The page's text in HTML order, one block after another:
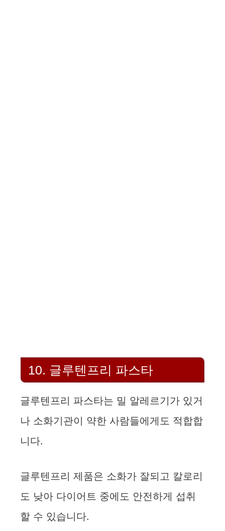
10. 글루텐프리 파스타
글루텐프리 파스타는 밀 알레르기가 있거
나 소화기관이 약한 사람들에게도 적합합
니다.
글루텐프리 제품은 소화가 잘되고 칼로리
도 낮아 다이어트 중에도 안전하게 섭취
할 수 있습니다.